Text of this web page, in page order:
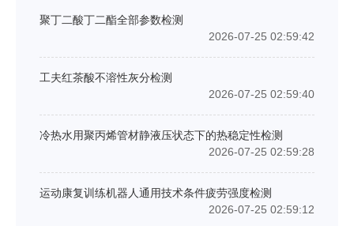
聚丁二酸丁二酯全部参数检测
2026-07-25 02:59:42
工夫红茶酸不溶性灰分检测
2026-07-25 02:59:40
冷热水用聚丙烯管材静液压状态下的热稳定性检测
2026-07-25 02:59:28
运动康复训练机器人通用技术条件疲劳强度检测
2026-07-25 02:59:12